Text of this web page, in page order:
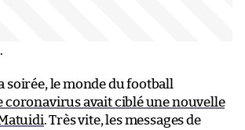
soirée, le monde du football
coronavirus avait ciblé une nouvelle
. Très vite, les messages de